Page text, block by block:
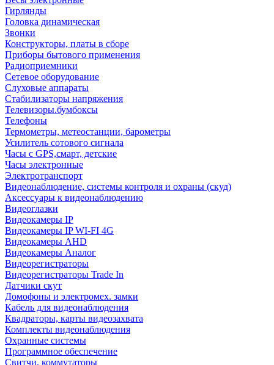
Гирлянды
Головка динамическая
Звонки
Конструкторы, платы в сборе
Приборы бытового применения
Радиоприемники
Сетевое оборудование
Слуховые аппараты
Стабилизаторы напряжения
Телевизоры.бумбоксы
Телефоны
Термометры, метеостанции, барометры
Усилитель сотового сигнала
Часы с GPS,смарт, детские
Часы электронные
Электротранспорт
Видеонаблюдение, системы контроля и охраны (скуд)
Аксессуары к видеонаблюдению
Видеоглазки
Видеокамеры IP
Видеокамеры IP WI-FI 4G
Видеокамеры AHD
Видеокамеры Аналог
Видеорегистраторы
Видеорегистраторы Trade In
Датчики скут
Домофоны и электромех. замки
Кабель для видеонаблюдения
Квадраторы, карты видеозахвата
Комплекты видеонаблюдения
Охранные системы
Программное обеспечение
Свитчи, коммутаторы